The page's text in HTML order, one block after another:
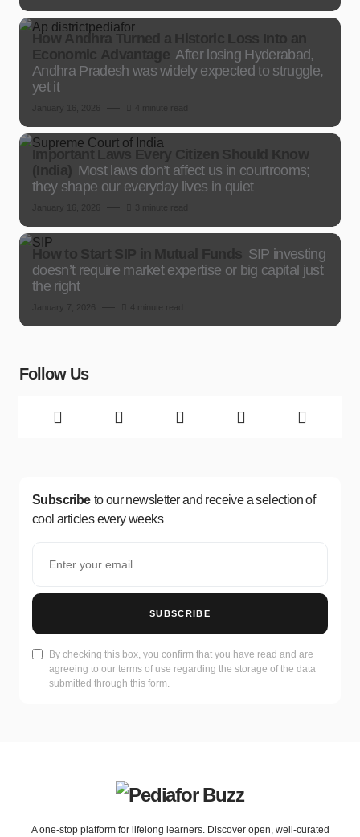
How Andhra Turned a Historic Loss Into an
After losing Hyderabad,
Andhra Pradesh was widely expected to struggle,
yet it
Important Laws Every Citizen Should Know
Most laws don’t affect us in courtrooms;
they shape our everyday lives in quiet
SIP investing
doesn’t require market expertise or big capital just
the right
Follow Us
Subscribe to our newsletter and receive a selection of
cool articles every weeks
SUBSCRIBE
By checking this box, you confirm that you have read and are
agreeing to our terms of use regarding the storage of the data
submitted through this form.
A one-stop platform for lifelong learners. Discover open, well-curated